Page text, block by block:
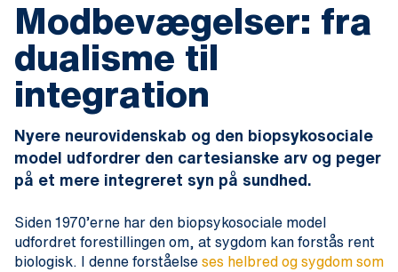
Modbevægelser: fra
dualisme til
integration
Nyere neurovidenskab og den biopsykosociale
model udfordrer den cartesianske arv og peger
på et mere integreret syn på sundhed.
Siden 1970’erne har den biopsykosociale model
udfordret forestillingen om, at sygdom kan forstås rent
biologisk. I denne forståelse ses helbred og sygdom som